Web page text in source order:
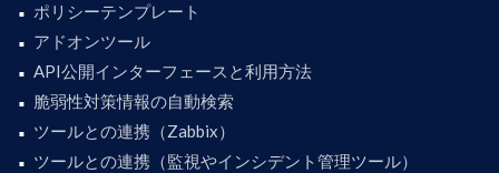
ポリシーテンプレート
アドオンツール
API公開インターフェースと利用方法
脆弱性対策情報の自動検索
ツールとの連携（Zabbix）
ツールとの連携（監視やインシデント管理ツール）